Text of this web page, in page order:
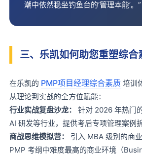
潮中依然稳坐钓鱼台的‘管理本能’。”
三、乐凯如何助您重塑综合
在乐凯的 PMP项目经理综合素质培训
从理论到实战的全方位赋能：
行业实战复盘沙龙：
针对 2026 年热门
AI 研发等行业，提供考后专项管理案例拆
商战思维模拟营：
引入 MBA 级别的商
PMP 考纲中难度最高的商业环境（